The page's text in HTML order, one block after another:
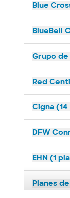
Blue
BlueBell
Grupo de
Red
Cigna
DFW
EHN (1
Planes